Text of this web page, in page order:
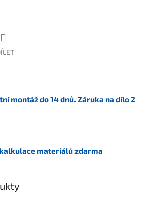
montáž do 14 dnů. Záruka na dílo 2
materiálů zdarma